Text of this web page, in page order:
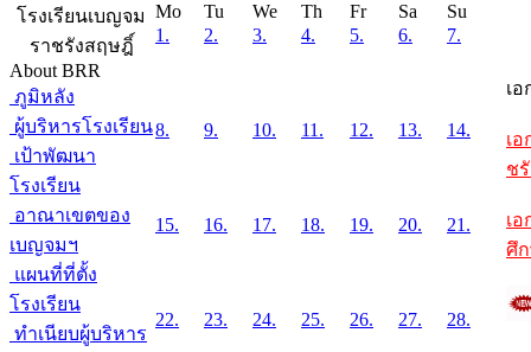
โรงเรียนเบญจม
ราชรังสฤษฎิ์
About BRR
ภูมิหลัง
ผู้บริหารโรงเรียน
เป้าพัฒนา
โรงเรียน
อาณาเขตของ
เบญจมฯ
แผนที่ที่ตั้ง
โรงเรียน
ทำเนียบผู้บริหาร
Mo Tu We Th Fr Sa
Su
1.
2. 3. 4. 5. 6. 7.
8. 9. 10. 11. 12. 13. 14.
15. 16. 17. 18. 19. 20. 21.
22. 23. 24. 25. 26. 27. 28.
เ
เ
ช
เ
ศึ